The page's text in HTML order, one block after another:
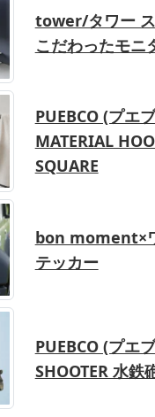
tower/タワー
こだわったモニ
PUEBCO (プエ
MATERIAL
SQUARE
bon moment×
テッカー
PUEBCO (プエ
SHOOTER 水鉄